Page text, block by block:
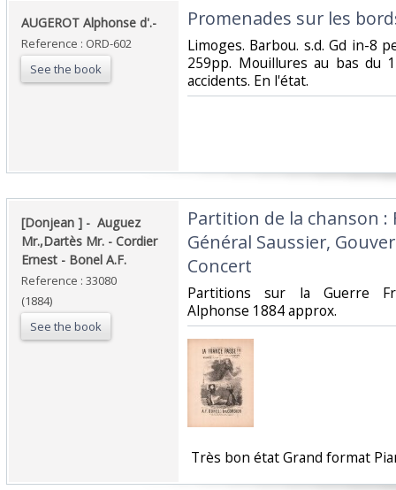
‎AUGEROT Alphonse d'.-‎
Reference : ORD-602
See the book
‎Promenades sur les
‎Limoges. Barbou. s.d. Gd in-8
259pp. Mouillures au bas du
accidents. En l'état.‎
‎[Donjean ] - ‎ ‎Auguez
Mr.,Dartès Mr. - Cordier
Ernest - Bonel A.F.‎
Reference : 33080
(1884)
See the book
‎Partition de la chanson :
Général Saussier,
Concert‎
‎Partitions sur la Guerre
Alphonse 1884 approx.‎
Très bon état Grand format